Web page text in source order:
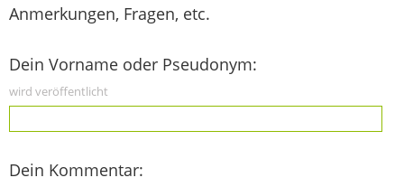
Anmerkungen, Fragen, etc.
Dein Vorname oder Pseudonym:
wird veröffentlicht
Dein Kommentar: